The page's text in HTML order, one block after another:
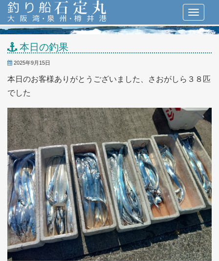
本日の釣果
2025年9月15日
本日のお客様ありがとうございました、さおがしら３８匹
でした